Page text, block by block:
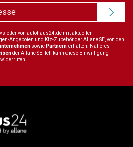
von autohaus24.de mit aktuellen
Angeboten und Kfz-Zubehör der Allane SE, von den
sowie Partnernerhalten. Näheres
der Allane SE. Ich kann diese Einwilligung